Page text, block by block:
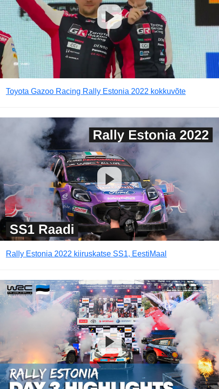
Toyota Gazoo Racing Rally Estonia 2022 kokkuvõte
Rally Estonia 2022 kiiruskatse SS1, EestiMaal